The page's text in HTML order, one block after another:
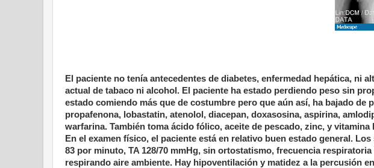
El paciente no tenía antecedentes de diabetes, enfermedad hepática, ni
actual de tabaco ni alcohol. El paciente ha estado perdiendo peso sin
estado comiendo más que de costumbre pero que aún así, ha bajado de
propafenona, lobastatin, atenolol, diacepan, doxasosina, aspirina,
warfarina. También toma ácido fólico, aceite de pescado, zinc, y vitamina
En el examen físico, el paciente está en relativo buen estado general.
83 por minuto, TA 128/70 mmHg, sin ortostatismo, frecuencia
respirando aire ambiente. Hay hipoventilación y matidez a la percusión